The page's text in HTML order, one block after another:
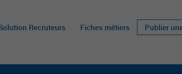
Recruteurs Fiches métiers Publier